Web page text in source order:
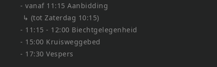
- vanaf 11:15 Aanbidding
↳ (tot Zaterdag 10:15)
- 11:15 - 12:00 Biechtgelegenheid
- 15:00 Kruisweggebed
- 17:30 Vespers